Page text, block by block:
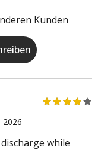
Kunden
2026
while